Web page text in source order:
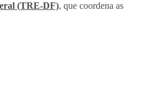
(TRE-DF), que coordena as